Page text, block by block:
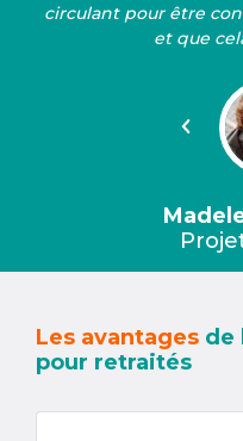
circulant pour être
et que
Les avantages de
pour retraités